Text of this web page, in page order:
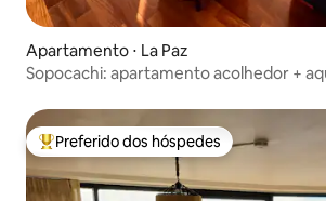
Apartamento ⋅ La Paz
Sopocachi: apartamento acolhedor +
Entre os melhores preferidos dos
Preferido dos hóspedes